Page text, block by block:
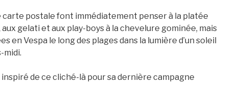
carte postale font immédiatement penser à la platée
gelati et aux play-boys à la chevelure gominée, mais
en Vespa le long des plages dans la lumière d’un soleil
midi.
inspiré de ce cliché-là pour sa dernière campagne